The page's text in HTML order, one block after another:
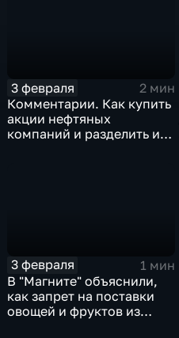
3 февраля
2 мин
Комментарии. Как купить
акции нефтяных
компаний и разделить их
3 февраля
1 мин
В "Магните" объяснили,
как запрет на поставки
овощей и фруктов из